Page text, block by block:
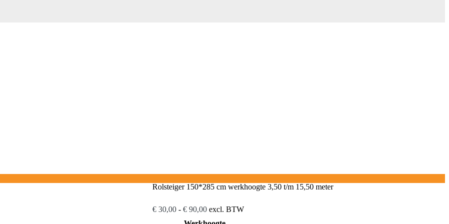
Rolsteiger 150*285 cm werkhoogte 3,50 t/m 15,50 meter
€30,00 - €90,00Prijsklasse:
excl. BTW